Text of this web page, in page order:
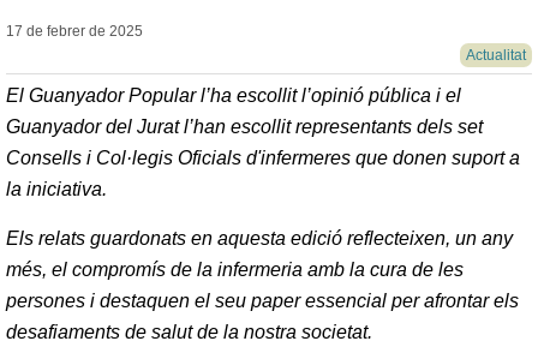
17 de febrer de 2025
Actualitat
El Guanyador Popular l’ha escollit l’opinió pública i el
Guanyador del Jurat l’han escollit representants dels set
Consells i Col·legis Oficials d'infermeres que donen suport a
la iniciativa.
Els relats guardonats en aquesta edició reflecteixen, un any
més, el compromís de la infermeria amb la cura de les
persones i destaquen el seu paper essencial per afrontar els
desafiaments de salut de la nostra societat.